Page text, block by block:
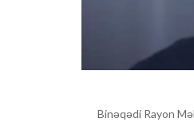
Binəqədi Rayon